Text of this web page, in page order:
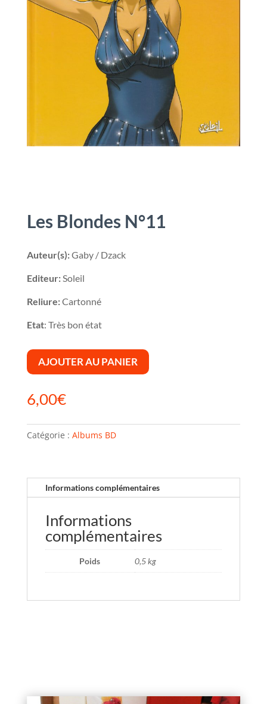
Les Blondes N°11
Auteur(s):Gaby / Dzack
Editeur:Soleil
Reliure:Cartonné
Etat: Très bon état
AJOUTER AU PANIER
6,00€
Catégorie : Albums BD
Informations complémentaires
Informations
complémentaires
Poids 0,5 kg